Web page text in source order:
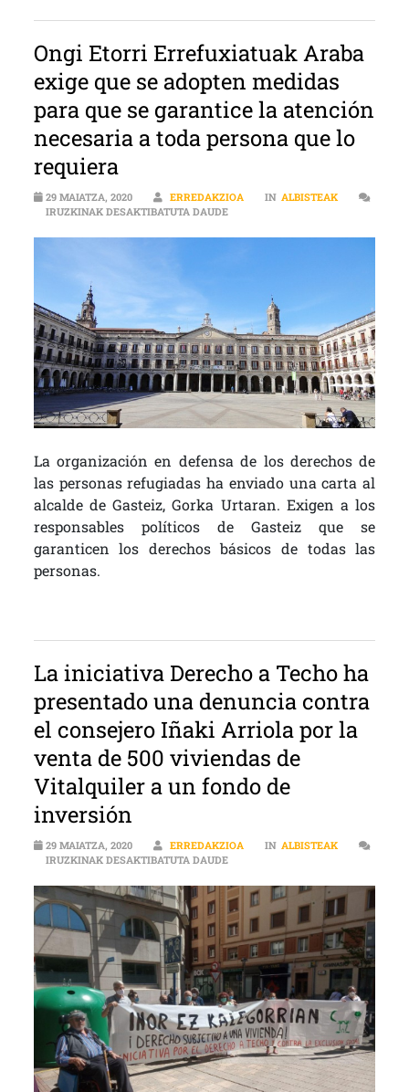
Ongi Etorri Errefuxiatuak Araba
exige que se adopten medidas
para que se garantice la atención
necesaria a toda persona que lo
requiera
29 MAIATZA, 2020 ERREDAKZIOA IN ALBISTEAK
IRUZKINAK DESAKTIBATUTA DAUDEONGI ETORRI ERREFUXIATUAK
La organización en defensa de los derechos de
las personas refugiadas ha enviado una carta al
alcalde de Gasteiz, Gorka Urtaran. Exigen a los
responsables políticos de Gasteiz que se
garanticen los derechos básicos de todas las
personas.
La iniciativa Derecho a Techo ha
presentado una denuncia contra
el consejero Iñaki Arriola por la
venta de 500 viviendas de
Vitalquiler a un fondo de
inversión
29 MAIATZA, 2020 ERREDAKZIOA IN ALBISTEAK
IRUZKINAK DESAKTIBATUTA DAUDELA INICIATIVA DERECHO A TECHO